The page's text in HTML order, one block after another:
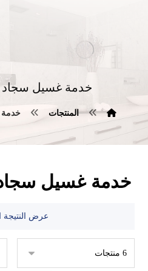
خدمة غسيل سجاد
المنتجات خدمة
خدمة غسيل سجاد
عرض النتيجة